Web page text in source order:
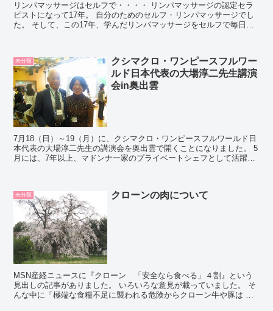
リンパマッサージはセルフで・・・・ リンパマッサージの認定セラ
ピストになって17年。 自分のためのセルフ・リンパマッサージでし
た。 そして、この17年、学んだリンパマッサージをセルフで毎日や
未分類
クシマクロ・ワンピースフルワー
ルド日本代表の大場淳二先生講演
会in奥出雲
7月18（日）～19（月）に、クシマクロ・ワンピースフルワールド日
本代表の大場淳二先生の講演会を奥出雲で開くことになりました。 5
月には、7年以上、マドンナ一家のプライベートシェフとして活躍さ
未分類 クローンの肉について
MSN産経ニュースに『クローン 「安全なら食べる」４割』という
見出しの記事がありました。 いろいろな意見が載っていました。 そ
んな中に「極端な食糧不足に襲われる危険からクローン牛や豚は 天